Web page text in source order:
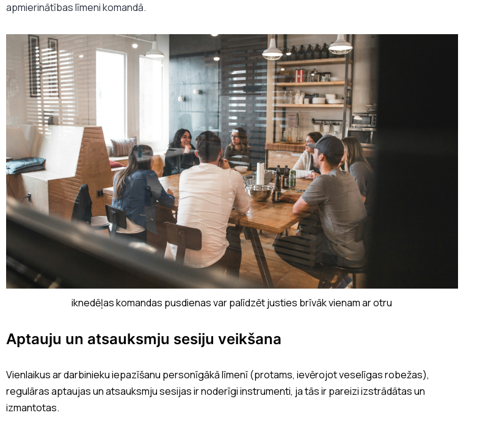
apmierinātības līmeni komandā.
iknedēļas komandas pusdienas var palīdzēt justies brīvāk vienam ar otru
Aptauju un atsauksmju sesiju veikšana
Vienlaikus ar darbinieku iepazīšanu personīgākā līmenī (protams, ievērojot veselīgas robežas),
regulāras aptaujas un atsauksmju sesijas ir noderīgi instrumenti, ja tās ir pareizi izstrādātas un
izmantotas.